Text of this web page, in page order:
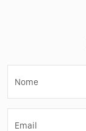
Nome
Email